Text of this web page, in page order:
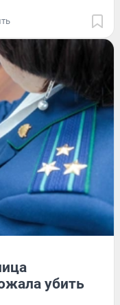
убить